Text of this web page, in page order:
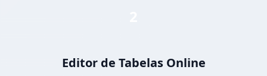
Editor de Tabelas Online